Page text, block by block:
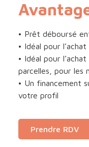
• Prêt déboursé
• Idéal pour
• Idéal pour
parcelles, pour les
• Un financement
votre profil
Prendre RDV